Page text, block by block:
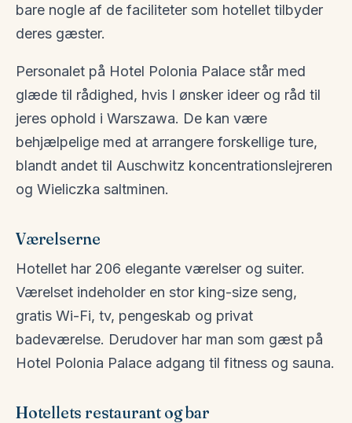
bare nogle af de faciliteter som hotellet tilbyder
deres gæster.
Personalet på Hotel Polonia Palace står med
glæde til rådighed, hvis I ønsker ideer og råd til
jeres ophold i Warszawa. De kan være
behjælpelige med at arrangere forskellige ture,
blandt andet til Auschwitz koncentrationslejreren
og Wieliczka saltminen.
Værelserne
Hotellet har 206 elegante værelser og suiter.
Værelset indeholder en stor king-size seng,
gratis Wi-Fi, tv, pengeskab og privat
badeværelse. Derudover har man som gæst på
Hotel Polonia Palace adgang til fitness og sauna.
Hotellets restaurant og bar